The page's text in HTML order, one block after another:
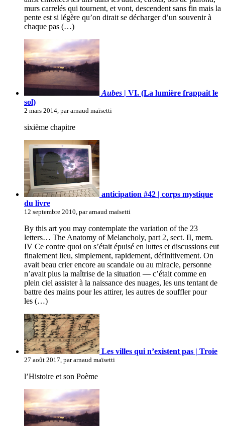
murs carrelés qui tournent, et vont, descendent sans fin mais la
pente est si légère qu’on dirait se décharger d’un souvenir à
chaque pas (…)
Aubes | VI. (La lumière frappait le
sol)
2 mars 2014, par arnaud maïsetti
sixième chapitre
anticipation #42 | corps mystique
du livre
12 septembre 2010, par arnaud maïsetti
By this art you may contemplate the variation of the 23
letters… The Anatomy of Melancholy, part 2, sect. II, mem.
IV Ce contre quoi on s’était épuisé en luttes et discussions eut
finalement lieu, simplement, rapidement, définitivement. On
avait beau crier encore au scandale ou au miracle, personne
n’avait plus la maîtrise de la situation — c’était comme en
plein ciel assister à la naissance des nuages, les uns tentant de
battre des mains pour les attirer, les autres de souffler pour
les (…)
Les villes qui n’existent pas | Troie
27 août 2017, par arnaud maïsetti
l’Histoire et son Poème